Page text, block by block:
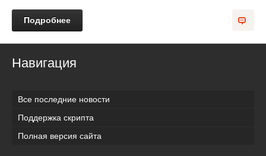
Подробнее
Навигация
Все последние новости
Поддержка скрипта
Полная версия сайта